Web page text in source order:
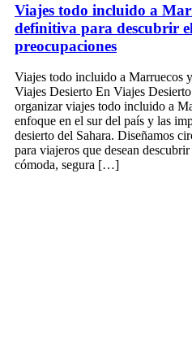
Viajes todo incluido a
definitiva para descubrir
preocupaciones
Viajes todo incluido a Marruecos
Viajes Desierto En Viajes Desierto
organizar viajes todo incluido a
enfoque en el sur del país y las
desierto del Sahara. Diseñamos
para viajeros que desean
cómoda, segura […]